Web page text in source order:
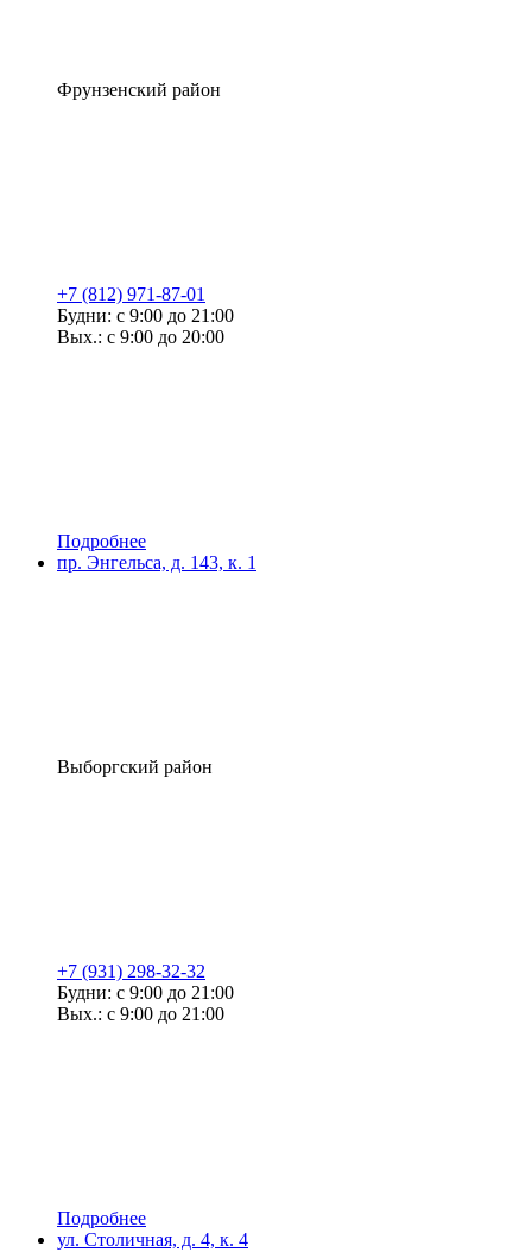
Фрунзенский район
+7 (812) 971-87-01
Будни: с 9:00 до 21:00
Вых.: с 9:00 до 20:00
Подробнее
пр. Энгельса, д. 143, к. 1
Выборгский район
+7 (931) 298-32-32
Будни: с 9:00 до 21:00
Вых.: с 9:00 до 21:00
Подробнее
ул. Столичная, д. 4, к. 4